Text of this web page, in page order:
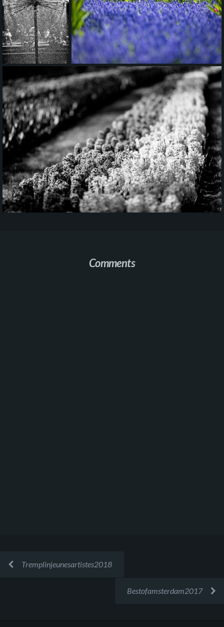
Tremplinjeunesartistes2018
Bestofamsterdam2017